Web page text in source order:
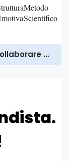
Metodo
Scientifico
Perché uno psicologo ha scelto di collaborare con Apprendisti Seduttori